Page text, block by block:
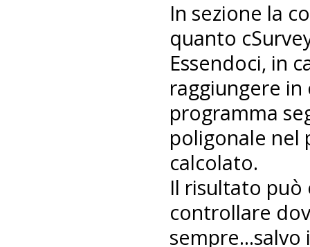
In sezione la
quanto
Essendoci, in
raggiungere
programma
poligonale nel
calcolato.
Il risultato
controllare